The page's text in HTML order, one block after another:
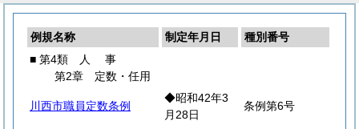
例規名称 制定年月日
種別番号
■ 第4類
人 事
第2章 定数・任用
川西市職員定数条例
◆昭和42年3
月28日
条例第6号